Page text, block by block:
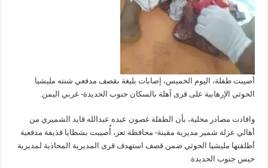
أُصيبت طفلة، اليوم الخميس، إصابات بليغة بقصف مدفعي شنته مليشيا
الحوثي الإرهابية على قرى آهلة بالسكان جنوب الحديدة- غربي اليمن.
وافادت مصادر محلية، بأن الطفلة غصون عبده عبدالله قايد الشميري من
أهالي عزلة شمير مديرية مقبنة- محافظة تعز، أُصيبت بشظايا قذيفة مدفعية
أطلقتها مليشيا الحوثي ضمن قصف استهدف قرى المديرية المحاذية لمديرية
حيس جنوب الحديدة.